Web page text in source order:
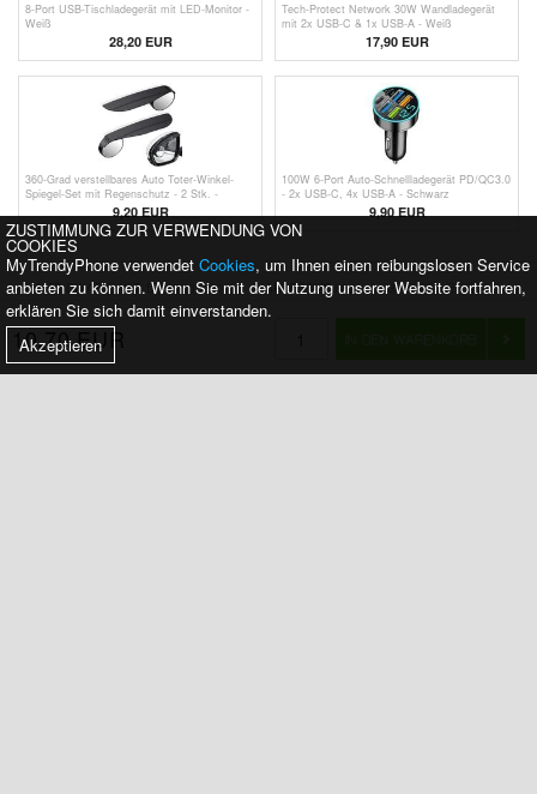
8-Port USB-Tischladegerät mit LED-Monitor -
Weiß
28,20 EUR
Tech-Protect Network 30W Wandladegerät
mit 2x USB-C & 1x USB-A - Weiß
17,90 EUR
360-Grad verstellbares Auto Toter-Winkel-
Spiegel-Set mit Regenschutz - 2 Stk. -
9,20 EUR
100W 6-Port Auto-Schnellladegerät PD/QC3.0
- 2x USB-C, 4x USB-A - Schwarz
9,90 EUR
10,70 EUR
MTP DK APS, VAT: DK 37860220 | KARLEBOVEJ 59 | 3400 HILLERØD
|
DÄNEMARK
| KUNDENSERVICE@MYTRENDYPHONE.AT
ZUSTIMMUNG ZUR VERWENDUNG VON
COOKIES
MyTrendyPhone verwendet Cookies, um Ihnen einen reibungslosen Service
anbieten zu können. Wenn Sie mit der Nutzung unserer Website fortfahren,
erklären Sie sich damit einverstanden.
Akzeptieren